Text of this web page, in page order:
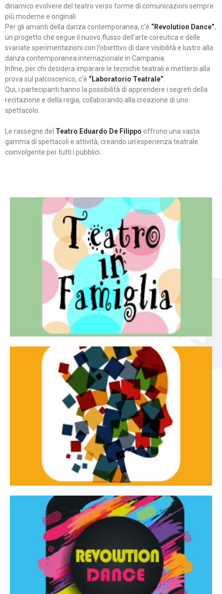
dinamico evolvere del teatro verso forme di comunicazioni sempre
più moderne e originali
Per gli amanti della danza contemporanea, c’è “Revolution Dance”,
un progetto che segue il nuovo flusso dell’arte coreutica e delle
svariate sperimentazioni con l’obiettivo di dare visibilità e lustro alla
danza contemporanea internazionale in Campania.
Infine, per chi desidera imparare le tecniche teatrali e mettersi alla
prova sul palcoscenico, c’è “Laboratorio Teatrale”
Qui, i partecipanti hanno la possibilità di apprendere i segreti della
recitazione e della regia, collaborando alla creazione di uno
spettacolo.
Le rassegne del Teatro Eduardo De Filippo offrono una vasta
gamma di spettacoli e attività, creando un’esperienza teatrale
coinvolgente per tutti i pubblici.
Teatro in famiglia
Teatro In Famiglia è una rassegna di teatro concepita
per far condividere e godere del teatro all’intera
famiglia.
Continua
Tracce dinamiche
Tracce Dinamiche è una rassegna di teatro
d’innovazione e sperimentale.
Continua
Revolution Dance
Rassegna di danza contemporanea – I Edizione